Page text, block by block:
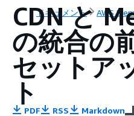
ドキュメント AWS
CDN と
の統合の
セットア
ト
PDF RSS Markdown